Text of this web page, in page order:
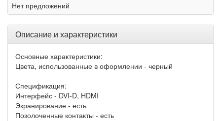
Нет предложений
Описание и характеристики
Основные характеристики:
Цвета, использованные в оформлении - черный
Спецификация:
Интерфейс - DVI-D, HDMI
Экранирование - есть
Позолоченные контакты - есть